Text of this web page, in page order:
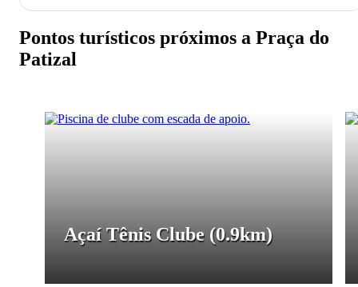
Pontos turísticos próximos a Praça do
Patizal
Açaí Tênis Clube (0.9km)